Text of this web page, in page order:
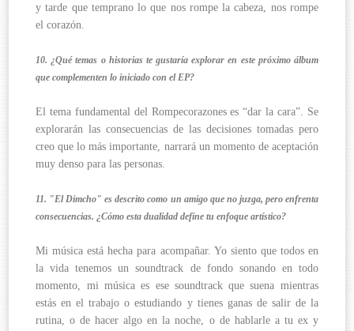
y tarde que temprano lo que nos rompe la cabeza, nos rompe
el corazón.
10. ¿Qué temas o historias te gustaría explorar en este próximo álbum
que complementen lo iniciado con el EP?
El tema fundamental del Rompecorazones es “dar la cara”. Se
explorarán las consecuencias de las decisiones tomadas pero
creo que lo más importante, narrará un momento de aceptación
muy denso para las personas.
11. "El Dimcho" es descrito como un amigo que no juzga, pero enfrenta
consecuencias. ¿Cómo esta dualidad define tu enfoque artístico?
Mi música está hecha para acompañar. Yo siento que todos en
la vida tenemos un soundtrack de fondo sonando en todo
momento, mi música es ese soundtrack que suena mientras
estás en el trabajo o estudiando y tienes ganas de salir de la
rutina, o de hacer algo en la noche, o de hablarle a tu ex y